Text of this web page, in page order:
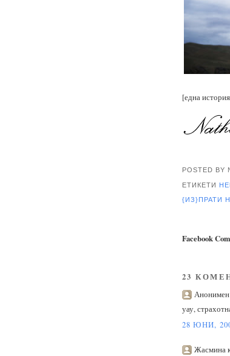
[една
POSTED BY
ЕТИКЕТИ
{ИЗ}ПРАТИ
Facebook
23
Анонимен
уау,
28 ЮНИ,
Жасмина